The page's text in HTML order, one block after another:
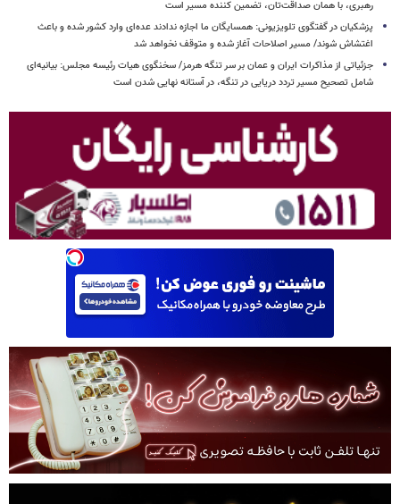
رهبری، با همان صداقت‌تان، تضمین کننده مسیر است
پزشکیان در گفتگوی تلویزیونی: همسایگان ما اجازه ندادند عده‌ای وارد کشور شده و باعث
اغتشاش شوند/ مسیر اصلاحات آغاز شده و متوقف نخواهد شد
جزئیاتی از مذاکرات ایران و عمان بر سر تنگه هرمز/ سخنگوی هیات رئیسه مجلس: بیانیه‌ای
شامل تصحیح مسیر تردد دریایی در تنگه، در آستانه نهایی شدن است